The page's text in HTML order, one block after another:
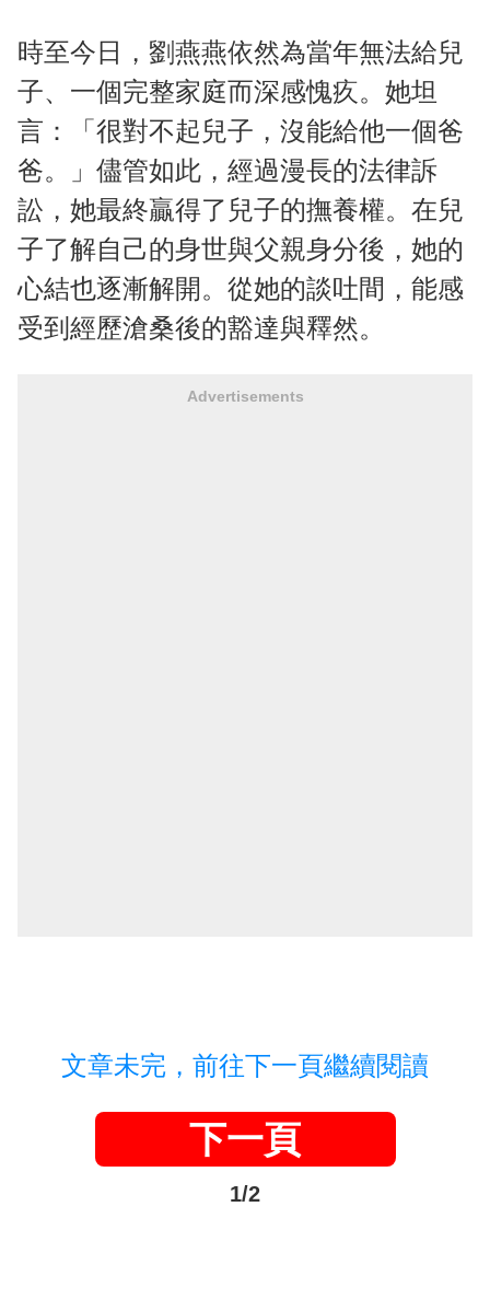
時至今日，劉燕燕依然為當年無法給兒
子、一個完整家庭而深感愧疚。她坦
言：「很對不起兒子，沒能給他一個爸
爸。」儘管如此，經過漫長的法律訴
訟，她最終贏得了兒子的撫養權。在兒
子了解自己的身世與父親身分後，她的
心結也逐漸解開。從她的談吐間，能感
受到經歷滄桑後的豁達與釋然。
Advertisements
文章未完，前往下一頁繼續閱讀
下一頁
1/2